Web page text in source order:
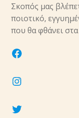
Σκοπός μας
ποιοτικό,
που θα φθάνει
facebook
instagram
twitter